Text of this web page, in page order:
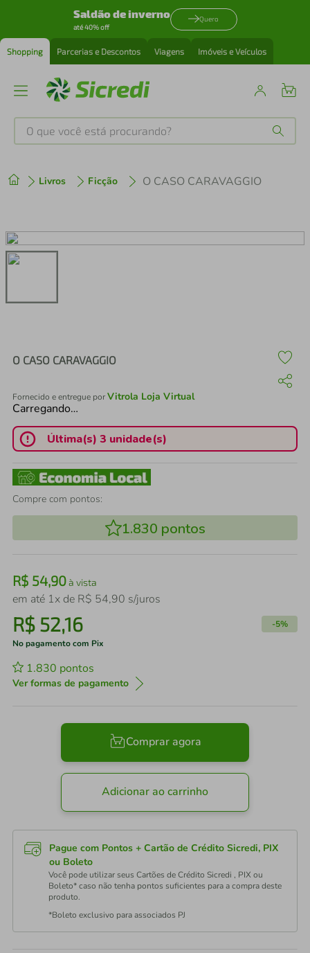
Saldão de inverno
até 40% off
Quero
Shopping Parcerias e Descontos Viagens Imóveis e Veículos
O que você está procurando?
Livros Ficção O CASO CARAVAGGIO
O CASO CARAVAGGIO
Fornecido e entregue porVitrola Loja Virtual
Carregando…
Última(s) 3 unidade(s)
Compre com pontos:
1.830 pontos
R$ 54,90à vista
em até 1x de R$ 54,90 s/juros
R$ 52,16 -5%
No pagamento com Pix
1.830 pontos
Ver formas de pagamento
Comprar agora
Adicionar ao carrinho
Pague com Pontos + Cartão de Crédito Sicredi, PIX
ou Boleto
Você pode utilizar seus Cartões de Crédito Sicredi , PIX ou
Boleto* caso não tenha pontos suficientes para a compra deste
produto.
*Boleto exclusivo para associados PJ
2º cafeteira